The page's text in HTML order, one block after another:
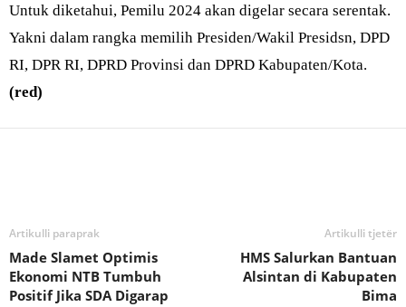
Untuk diketahui, Pemilu 2024 akan digelar secara serentak.
Yakni dalam rangka memilih Presiden/Wakil Presidsn, DPD
RI, DPR RI, DPRD Provinsi dan DPRD Kabupaten/Kota.
(red)
Artikulli paraprak
Made Slamet Optimis
Ekonomi NTB Tumbuh
Positif Jika SDA Digarap
Artikulli tjetër
HMS Salurkan Bantuan
Alsintan di Kabupaten
Bima